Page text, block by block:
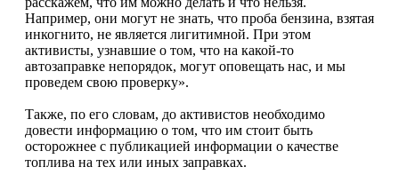
Например, они могут не знать, что проба бензина, взятая
инкогнито, не является лигитимной. При этом
активисты, узнавшие о том, что на какой-то
автозаправке непорядок, могут оповещать нас, и мы
проведем свою проверку».
Также, по его словам, до активистов необходимо
довести информацию о том, что им стоит быть
осторожнее с публикацией информации о качестве
топлива на тех или иных заправках.